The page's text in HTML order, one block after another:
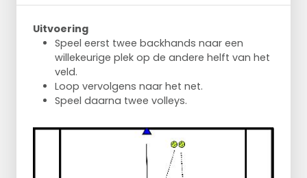
Uitvoering
Speel eerst twee backhands naar een
willekeurige plek op de andere helft van het
veld.
Loop vervolgens naar het net.
Speel daarna twee volleys.